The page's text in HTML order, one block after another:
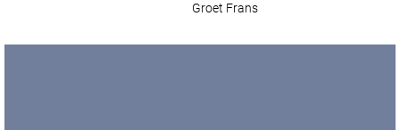
Groet Frans